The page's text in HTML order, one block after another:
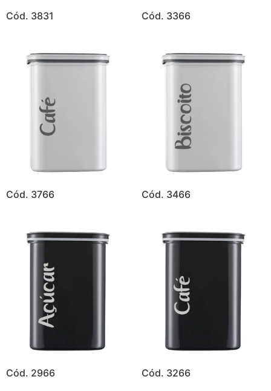
Cód. 3831 Cód. 3366
Cód. 3766 Cód. 3466
Cód. 2966 Cód. 3266